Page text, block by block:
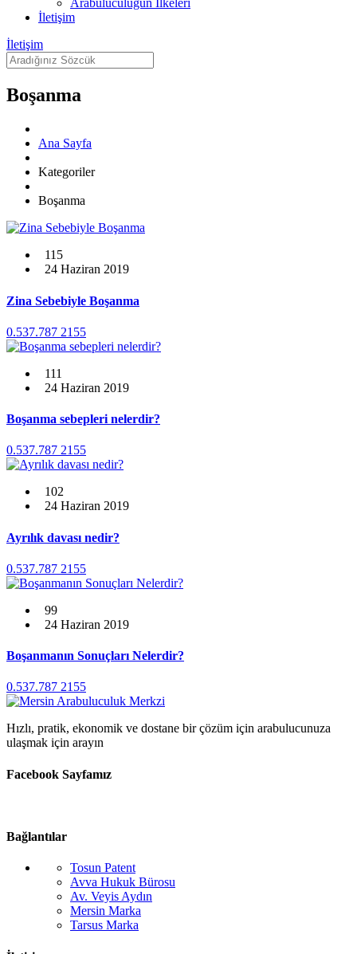
Arabuluculuğun İlkeleri
İletişim
İletişim
Boşanma
Ana Sayfa
Kategoriler
Boşanma
115
24 Haziran 2019
Zina Sebebiyle Boşanma
0.537.787 2155
111
24 Haziran 2019
Boşanma sebepleri nelerdir?
0.537.787 2155
102
24 Haziran 2019
Ayrılık davası nedir?
0.537.787 2155
99
24 Haziran 2019
Boşanmanın Sonuçları Nelerdir?
0.537.787 2155
Hızlı, pratik, ekonomik ve dostane bir çözüm için arabulucunuza
ulaşmak için arayın
Facebook Sayfamız
Bağlantılar
Tosun Patent
Avva Hukuk Bürosu
Av. Veyis Aydın
Mersin Marka
Tarsus Marka